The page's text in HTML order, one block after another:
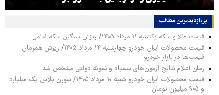
پربازدیدترین‌ مطالب
قیمت طلا و سکه یکشنبه ۱۱ مرداد ۱۴۰۵/ ریزش سنگین سکه امامی
قیمت محصولات ایران خودرو چهارشنبه ۱۴ مرداد ۱۴۰۵/ ریزش همزمان
قیمت‌ها در بازار خودرو
زمان اعلام نتایج آزمون‌های سمپاد و نمونه دولتی مشخص شد
قیمت محصولات ایران خودرو شنبه ۱۰ مرداد ۱۴۰۵/ سورن پلاس یک میلیارد
و ۹۰۵ میلیون تومان